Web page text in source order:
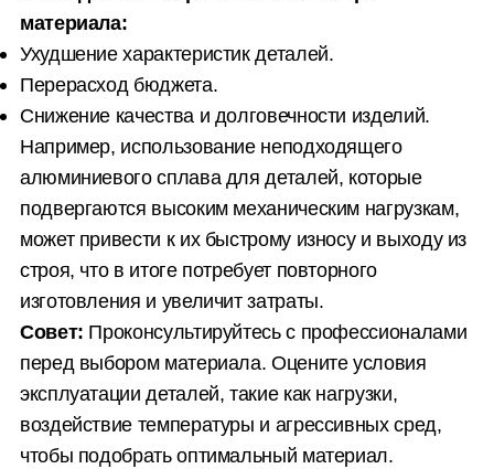
материала:
Ухудшение характеристик деталей.
Перерасход бюджета.
Снижение качества и долговечности изделий.
Например, использование неподходящего
алюминиевого сплава для деталей, которые
подвергаются высоким механическим нагрузкам,
может привести к их быстрому износу и выходу из
строя, что в итоге потребует повторного
изготовления и увеличит затраты.
Совет: Проконсультируйтесь с профессионалами
перед выбором материала. Оцените условия
эксплуатации деталей, такие как нагрузки,
воздействие температуры и агрессивных сред,
чтобы подобрать оптимальный материал.